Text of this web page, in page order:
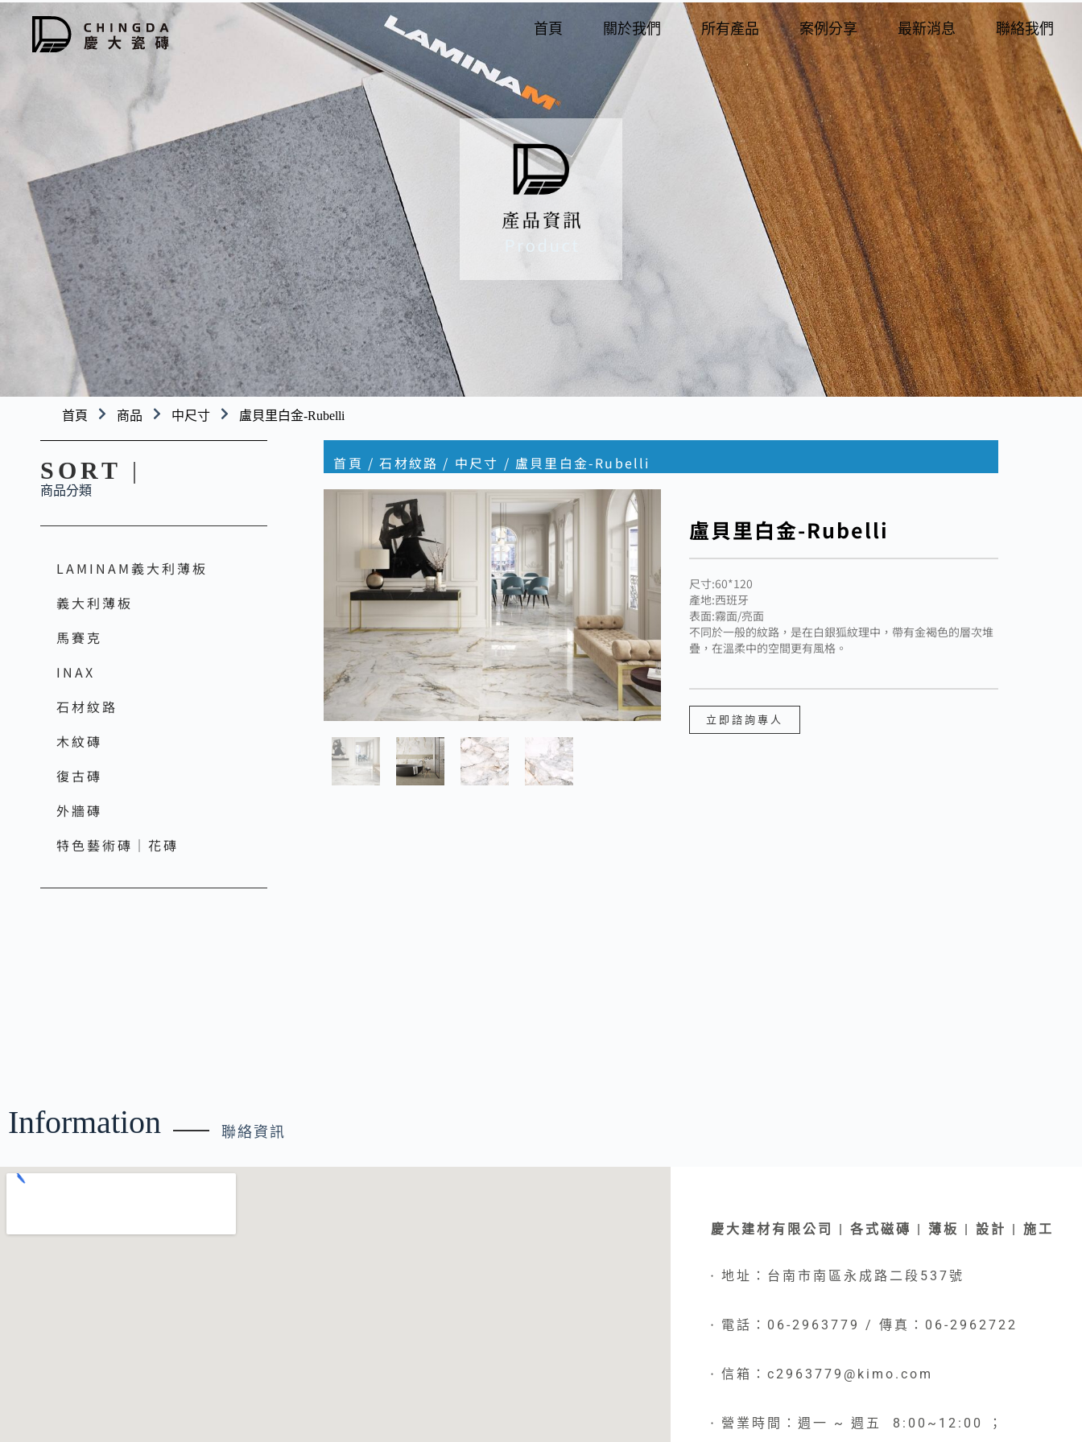
首頁 關於我們 所有產品 案例分享 最新消息 聯絡我們
首頁 商品 中尺寸 盧貝里白金-Rubelli
SORT |
商品分類
LAMINAM義大利薄板
義大利薄板
馬賽克
INAX
石材紋路
木紋磚
復古磚
外牆磚
特色藝術磚｜花磚
首頁 /石材紋路 / 中尺寸 / 盧貝里白金-Rubelli
盧貝里白金-Rubelli
尺寸:60*120
產地:西班牙
表面:霧面/亮面
不同於一般的紋路，是在白銀狐紋理中，帶有金褐色的層次堆
疊，在溫柔中的空間更有風格。
立即諮詢專人
Information 聯絡資訊
慶大建材有限公司 | 各式磁磚 | 薄板 | 設計 | 施工
● 地址：台南市南區永成路二段537號
● 電話：06-2963779 / 傳真：06-2962722
● 信箱：c2963779@kimo.com
● 營業時間：週一 ~ 週五 8:00~12:00 ；